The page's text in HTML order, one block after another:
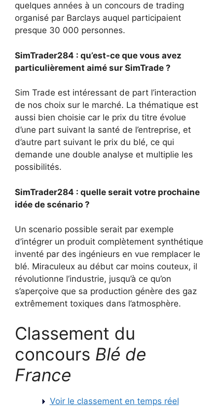
quelques années à un concours de trading
organisé par Barclays auquel participaient
presque 30 000 personnes.
SimTrader284 : qu’est-ce que vous avez
particulièrement aimé sur SimTrade ?
Sim Trade est intéressant de part l’interaction
de nos choix sur le marché. La thématique est
aussi bien choisie car le prix du titre évolue
d’une part suivant la santé de l’entreprise, et
d’autre part suivant le prix du blé, ce qui
demande une double analyse et multiplie les
possibilités.
SimTrader284 : quelle serait votre prochaine
idée de scénario ?
Un scenario possible serait par exemple
d’intégrer un produit complètement synthétique
inventé par des ingénieurs en vue remplacer le
blé. Miraculeux au début car moins couteux, il
révolutionne l’industrie, jusqu’à ce qu’on
s’aperçoive que sa production génère des gaz
extrêmement toxiques dans l’atmosphère.
Classement du
concours Blé de
France
Voir le classement en temps réel